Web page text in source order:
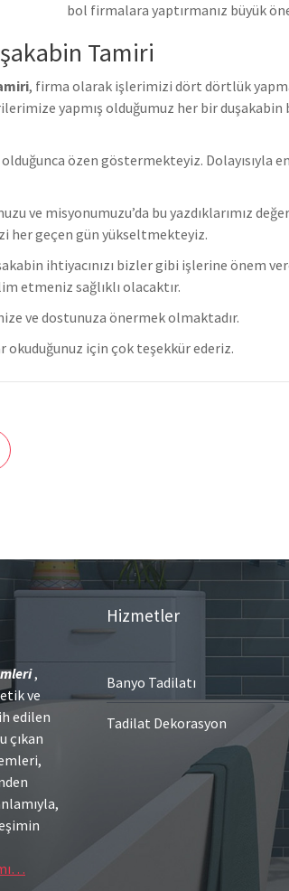
bol firmalara yaptırmanız büyük
Tamiri
, firma olarak işlerimizi dört dörtlük
yapmış olduğumuz her bir
özen göstermekteyiz.
ve misyonumuzu’da bu yazdıklarımız
her geçen gün yükseltmekteyiz.
ihtiyacınızı bizler gibi işlerine önem
etmeniz sağlıklı olacaktır.
ve dostunuza önermek olmaktadır.
okuduğunuz için çok teşekkür ederiz.
,
ve
edilen
çıkan
Hizmetler
Banyo Tadilatı
Tadilat Dekorasyon